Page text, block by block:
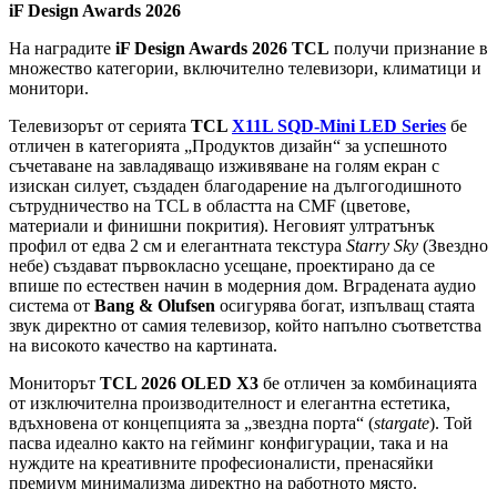
iF Design Awards 2026
На наградите iF Design Awards 2026 TCL получи признание в
множество категории, включително телевизори, климатици и
монитори.
Телевизорът от серията TCL X11L SQD-Mini LED Series бе
отличен в категорията „Продуктов дизайн“ за успешното
съчетаване на завладяващо изживяване на голям екран с
изискан силует, създаден благодарение на дългогодишното
сътрудничество на TCL в областта на CMF (цветове,
материали и финишни покрития). Неговият ултратънък
профил от едва 2 см и елегантната текстура Starry Sky (Звездно
небе) създават първокласно усещане, проектирано да се
впише по естествен начин в модерния дом. Вградената аудио
система от Bang & Olufsen осигурява богат, изпълващ стаята
звук директно от самия телевизор, който напълно съответства
на високото качество на картината.
Мониторът TCL 2026 OLED X3 бе отличен за комбинацията
от изключителна производителност и елегантна естетика,
вдъхновена от концепцията за „звездна порта“ (stargate). Той
пасва идеално както на гейминг конфигурации, така и на
нуждите на креативните професионалисти, пренасяйки
премиум минимализма директно на работното място.